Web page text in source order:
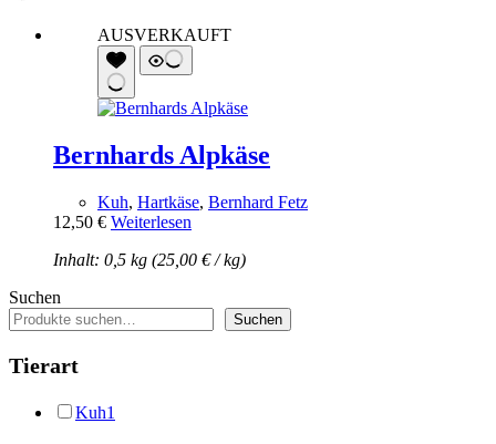
AUSVERKAUFT
Bernhards Alpkäse
Kuh, Hartkäse, Bernhard Fetz
12,50 € Weiterlesen
Inhalt: 0,5 kg (25,00 €/kg)
Suchen
Suchen
Tierart
Kuh1